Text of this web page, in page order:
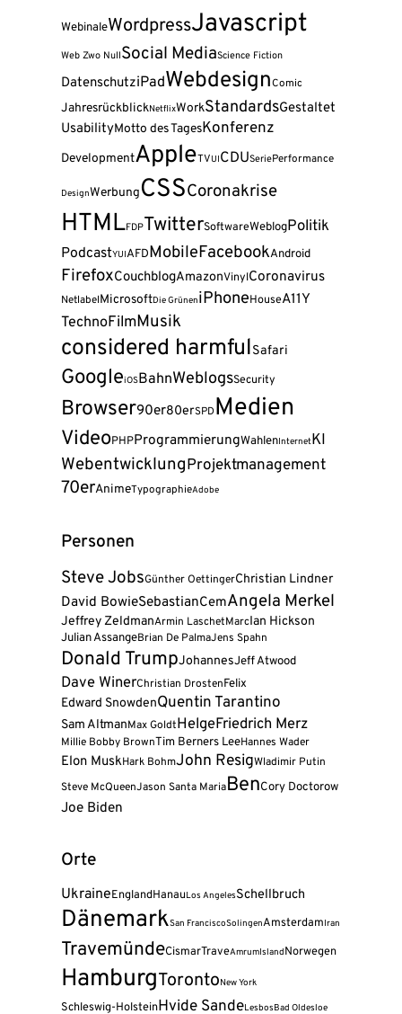
WebinaleWordpressJavascript
Web Zwo NullSocial MediaScience Fiction
DatenschutziPadWebdesignComic
JahresrückblickNetflixWorkStandardsGestaltet
UsabilityMotto des TagesKonferenz
DevelopmentAppleTVUICDUSeriePerformance
DesignWerbungCSSCoronakrise
HTMLFDPTwitterSoftwareWeblogPolitik
PodcastYUIAFDMobileFacebookAndroid
FirefoxCouchblogAmazonVinylCoronavirus
NetlabelMicrosoftDie GrüneniPhoneHouseA11Y
TechnoFilmMusik
considered harmfulSafari
GoogleiOSBahnWeblogsSecurity
Browser90er80erSPD Medien
VideoPHPProgrammierungWahlenInternetKI
WebentwicklungProjektmanagement
70erAnimeTypographieAdobe
Personen
Steve JobsGünther OettingerChristian Lindner
David BowieSebastianCemAngela Merkel
Jeffrey ZeldmanArmin LaschetMarcIan Hickson
Julian AssangeBrian De PalmaJens Spahn
Donald TrumpJohannesJeff Atwood
Dave WinerChristian DrostenFelix
Edward SnowdenQuentin Tarantino
Sam AltmanMax GoldtHelgeFriedrich Merz
Millie Bobby BrownTim Berners LeeHannes Wader
Elon MuskHark BohmJohn ResigWladimir Putin
Steve McQueenJason Santa MariaBenCory Doctorow
Joe Biden
Orte
UkraineEnglandHanauLos AngelesSchellbruch
DänemarkSan FranciscoSolingenAmsterdamIran
TravemündeCismarTraveAmrumIslandNorwegen
HamburgTorontoNew York
Schleswig-HolsteinHvide SandeLesbosBad Oldesloe